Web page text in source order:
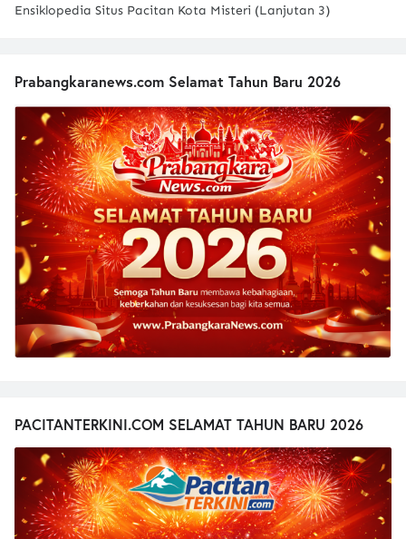
Ensiklopedia Situs Pacitan Kota Misteri (Lanjutan 3)
Prabangkaranews.com Selamat Tahun Baru 2026
PACITANTERKINI.COM SELAMAT TAHUN BARU 2026